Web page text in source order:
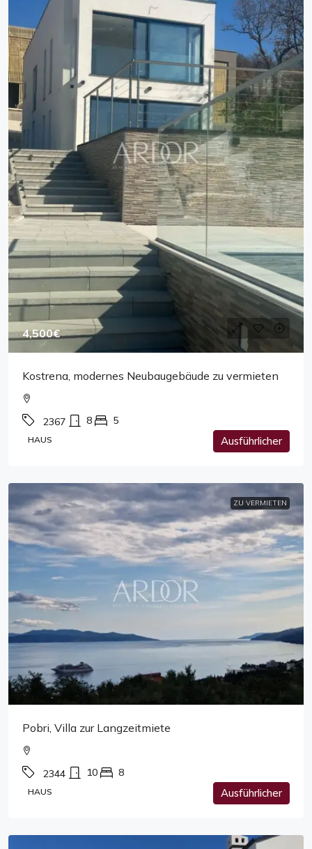
4,500€
Kostrena, modernes Neubaugebäude zu vermieten
2367 8 5
HAUS Ausführlicher
ZU VERMIETEN
Pobri, Villa zur Langzeitmiete
2344 10 8
HAUS Ausführlicher